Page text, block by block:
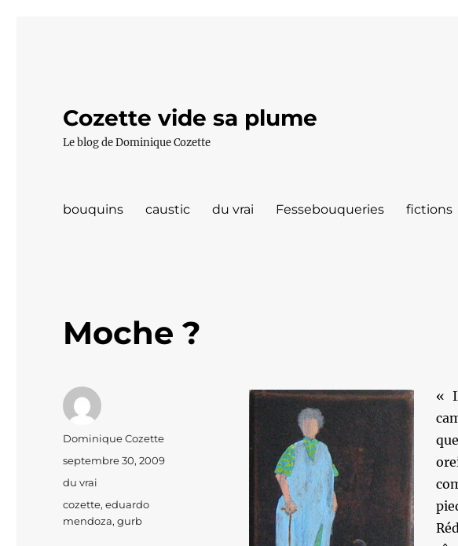
Cozette vide sa plume
Le blog de Dominique Cozette
bouquins caustic du vrai Fessebouqueries fictions
Moche ?
«
Auteur
Dominique Cozette
Publié
le
septembre 30, 2009
Catégories
du vrai
Étiquettes
cozette,eduardo
mendoza,gurb